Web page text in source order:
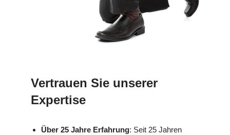
Vertrauen Sie unserer
Expertise
Über 25 Jahre Erfahrung: Seit 25 Jahren